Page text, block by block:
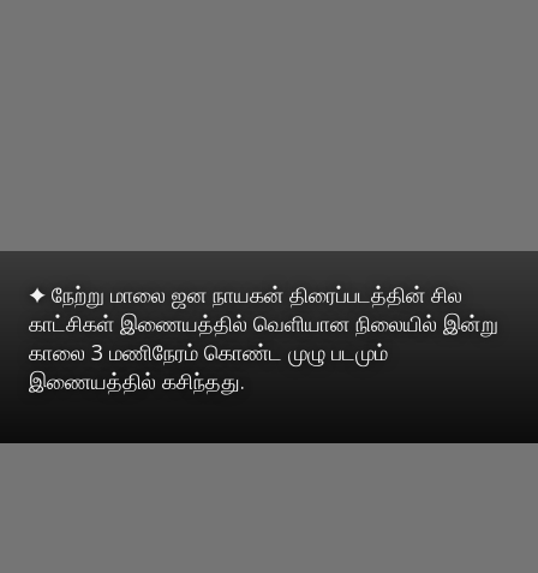
✦ நேற்று மாலை ஜன நாயகன் திரைப்படத்தின் சில
காட்சிகள் இணையத்தில் வெளியான நிலையில் இன்று
காலை 3 மணிநேரம் கொண்ட முழு படமும்
இணையத்தில் கசிந்தது.